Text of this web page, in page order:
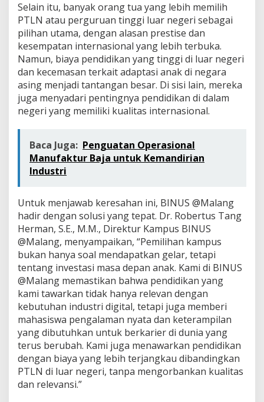
M
e
m
i
l
i
h
K
a
m
p
Selain itu, banyak orang tua yang lebih memilih
PTLN atau perguruan tinggi luar negeri sebagai
pilihan utama, dengan alasan prestise dan
kesempatan internasional yang lebih terbuka.
Namun, biaya pendidikan yang tinggi di luar negeri
dan kecemasan terkait adaptasi anak di negara
asing menjadi tantangan besar. Di sisi lain, mereka
juga menyadari pentingnya pendidikan di dalam
negeri yang memiliki kualitas internasional.
Baca Juga: Penguatan Operasional
Manufaktur Baja untuk Kemandirian
Industri
Untuk menjawab keresahan ini, BINUS @Malang
hadir dengan solusi yang tepat. Dr. Robertus Tang
Herman, S.E., M.M., Direktur Kampus BINUS
@Malang, menyampaikan, “Pemilihan kampus
bukan hanya soal mendapatkan gelar, tetapi
tentang investasi masa depan anak. Kami di BINUS
@Malang memastikan bahwa pendidikan yang
kami tawarkan tidak hanya relevan dengan
kebutuhan industri digital, tetapi juga memberi
mahasiswa pengalaman nyata dan keterampilan
yang dibutuhkan untuk berkarier di dunia yang
terus berubah. Kami juga menawarkan pendidikan
dengan biaya yang lebih terjangkau dibandingkan
PTLN di luar negeri, tanpa mengorbankan kualitas
dan relevansi.”